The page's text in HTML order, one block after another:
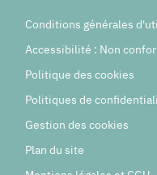
Conditions générales
Accessibilité : Non
Politique des cookies
Politiques de
Gestion des cookies
Plan du site